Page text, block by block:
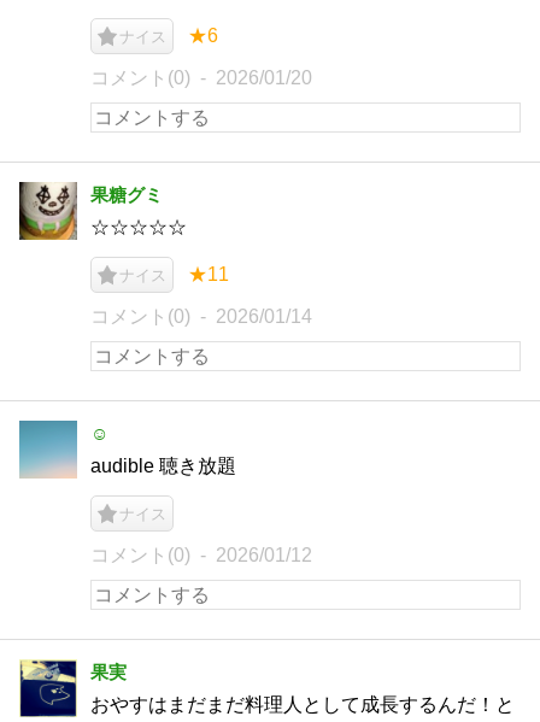
ナイス ★6
コメント(0) 2026/01/20
果糖グミ
☆☆☆☆☆
ナイス ★11
コメント(0) 2026/01/14
☺︎
audible 聴き放題
ナイス
コメント(0) 2026/01/12
果実
おやすはまだまだ料理人として成長するんだ！と